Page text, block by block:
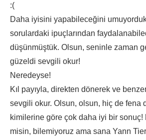
:(
Daha iyisini yapabileceğini
sorulardaki ipuçlarından
düşünmüştük. Olsun, seninle zaman
güzeldi sevgili okur!
Neredeyse!
Kıl payıyla, direkten dönerek ve
sevgili okur. Olsun, olsun, hiç de fena
kimilerine göre çok daha iyi bir sonuç!
misin, bilemiyoruz ama sana Yann